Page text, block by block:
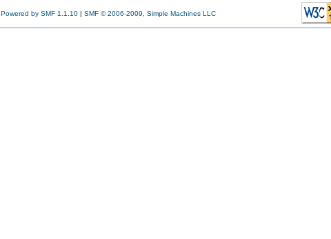
Powered by SMF 1.1.10| SMF © 2006-2009, Simple Machines LLC